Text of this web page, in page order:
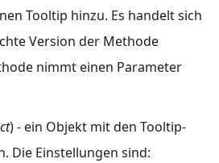
Tooltip hinzu. Es handelt sich
Version der Methode
nimmt einen Parameter
) - ein Objekt mit den Tooltip-
Die Einstellungen sind: